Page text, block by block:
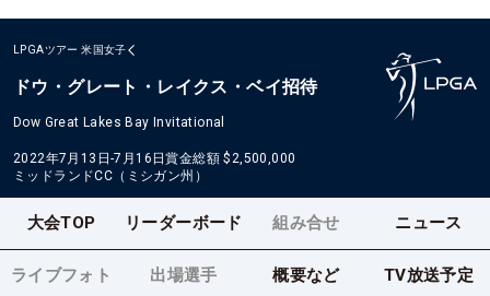
LPGAツアー 米国女子
ドウ・グレート・レイクス・ベイ招待
Dow Great Lakes Bay Invitational
2022年7月13日-7月16日賞金総額 $2,500,000
ミッドランドCC（ミシガン州）
大会TOP リーダーボード 組み合せ ニュース
ライブフォト 出場選手 概要など TV放送予定